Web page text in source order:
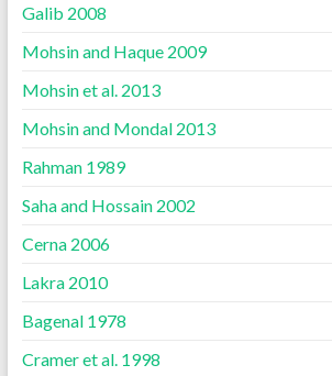
Galib 2008
Mohsin and Haque 2009
Mohsin et al. 2013
Mohsin and Mondal 2013
Rahman 1989
Saha and Hossain 2002
Cerna 2006
Lakra 2010
Bagenal 1978
Cramer et al. 1998